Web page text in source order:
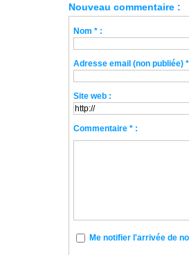
Nouveau commentaire :
Nom * :
Adresse email (non publiée)
Site web :
Commentaire * :
Me notifier l'arrivée de